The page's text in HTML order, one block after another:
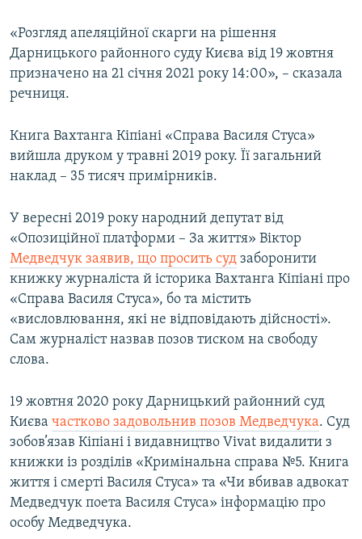
Усі сайти RFE/RL
«Розгляд апеляційної скарги на рішення
Дарницького районного суду Києва від 19 жовтня
призначено на 21 січня 2021 року 14:00», – сказала
речниця.
Книга Вахтанга Кіпіані «Справа Василя Стуса»
вийшла друком у травні 2019 року. Її загальний
наклад – 35 тисяч примірників.
У вересні 2019 року народний депутат від
«Опозиційної платформи – За життя» Віктор
Медведчук заявив, що просить суд заборонити
книжку журналіста й історика Вахтанга Кіпіані про
«Справа Василя Стуса», бо та містить
«висловлювання, які не відповідають дійсності».
Сам журналіст назвав позов тиском на свободу
слова.
19 жовтня 2020 року Дарницький районний суд
Києва частково задовольнив позов Медведчука. Суд
зобов’язав Кіпіані і видавництво Vivat видалити з
книжки із розділів «Кримінальна справа №5. Книга
життя і смерті Василя Стуса» та «Чи вбивав адвокат
Медведчук поета Василя Стуса» інформацію про
особу Медведчука.